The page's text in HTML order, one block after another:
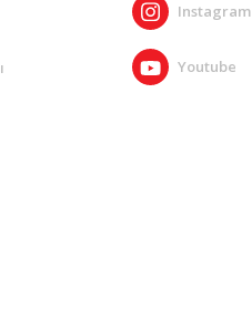
Instagram
Youtube